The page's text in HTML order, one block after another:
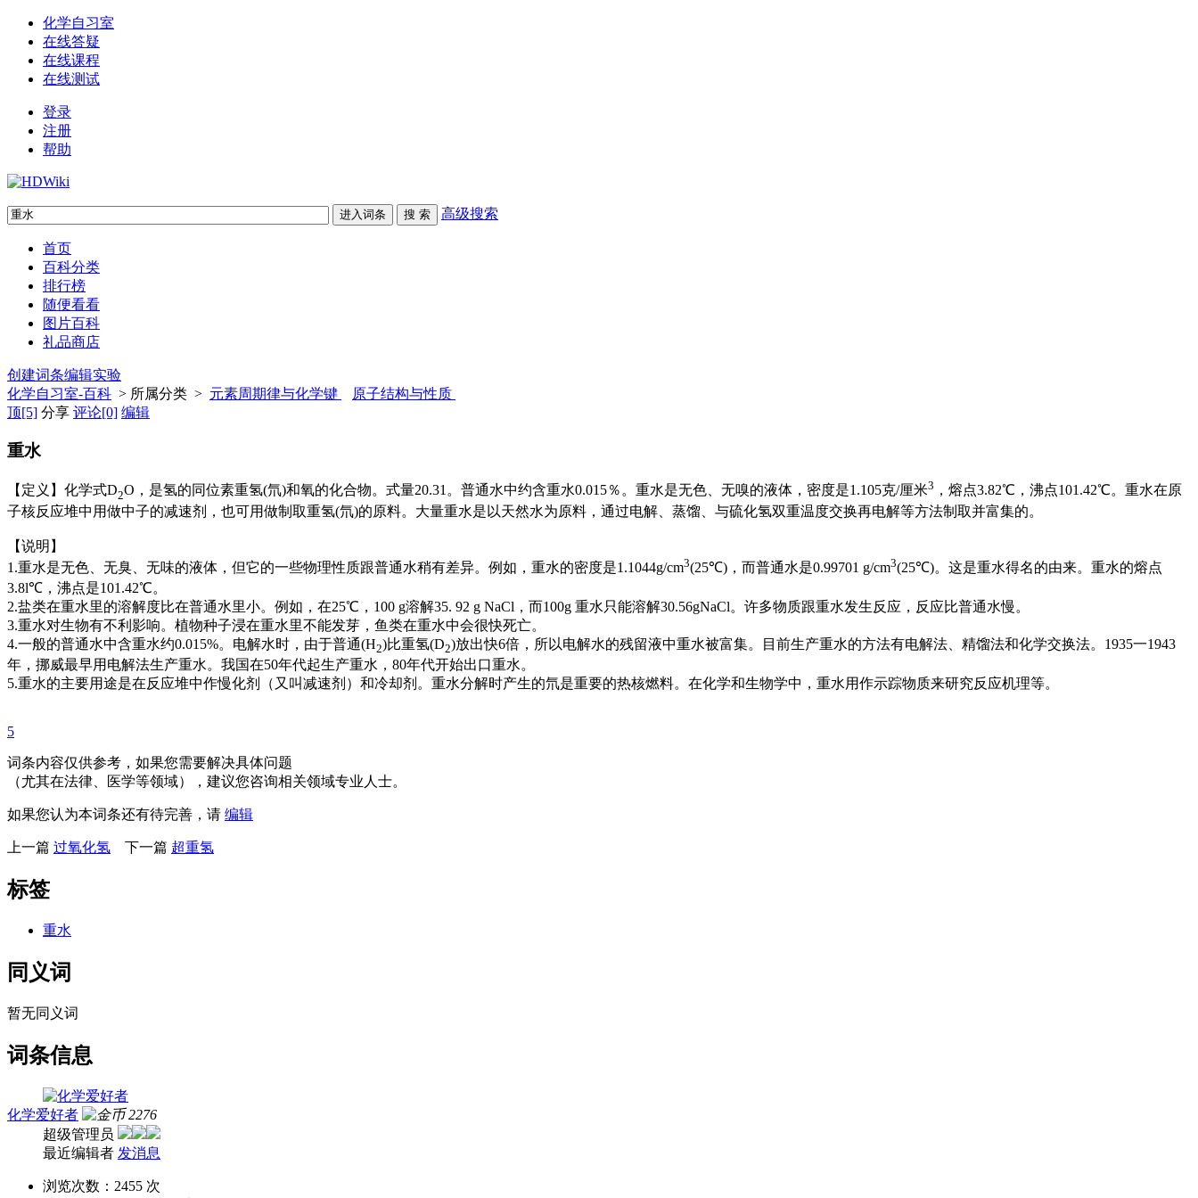
化学自习室
在线答疑
在线课程
在线测试
登录
注册
帮助
高级搜索
首页
百科分类
排行榜
随便看看
图片百科
礼品商店
创建词条编辑实验
化学自习室-百科 > 所属分类 > 元素周期律与化学键
原子结构与性质
顶[5] 分享 评论[0] 编辑
重水
【定义】化学式D2O，是氢的同位素重氢(氘)和氧的化合物。式量20.31。普通水中约含重水0.015％。重水是无色、无嗅的液体，密度是1.105克/厘米3 ，熔点3.82℃，沸点101.42℃。重水在原
子核反应堆中用做中子的减速剂，也可用做制取重氢(氘)的原料。大量重水是以天然水为原料，通过电解、蒸馏、与硫化氢双重温度交换再电解等方法制取并富集的。
【说明】
1.重水是无色、无臭、无味的液体，但它的一些物理性质跟普通水稍有差异。例如，重水的密度是1.1044g/cm3(25℃)，而普通水是0.99701 g/cm3(25℃)。这是重水得名的由来。重水的熔点
3.8l℃，沸点是101.42℃。
2.盐类在重水里的溶解度比在普通水里小。例如，在25℃，100 g溶解35. 92 g NaCl，而100g 重水只能溶解30.56gNaCl。许多物质跟重水发生反应，反应比普通水慢。
3.重水对生物有不利影响。植物种子浸在重水里不能发芽，鱼类在重水中会很快死亡。
4.一般的普通水中含重水约0.015%。电解水时，由于普通(H2)比重氢(D2)放出快6倍，所以电解水的残留液中重水被富集。目前生产重水的方法有电解法、精馏法和化学交换法。1935一1943
年，挪威最早用电解法生产重水。我国在50年代起生产重水，80年代开始出口重水。
5.重水的主要用途是在反应堆中作慢化剂（又叫减速剂）和冷却剂。重水分解时产生的氘是重要的热核燃料。在化学和生物学中，重水用作示踪物质来研究反应机理等。
5
词条内容仅供参考，如果您需要解决具体问题
（尤其在法律、医学等领域），建议您咨询相关领域专业人士。
如果您认为本词条还有待完善，请 编辑
上一篇 过氧化氢 下一篇 超重氢
标签
重水
同义词
暂无同义词
词条信息
化学爱好者
2276
超级管理员
最近编辑者 发消息
浏览次数： 2455 次